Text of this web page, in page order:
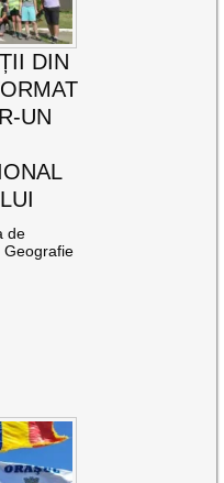
DIN
UN
de
Geografie